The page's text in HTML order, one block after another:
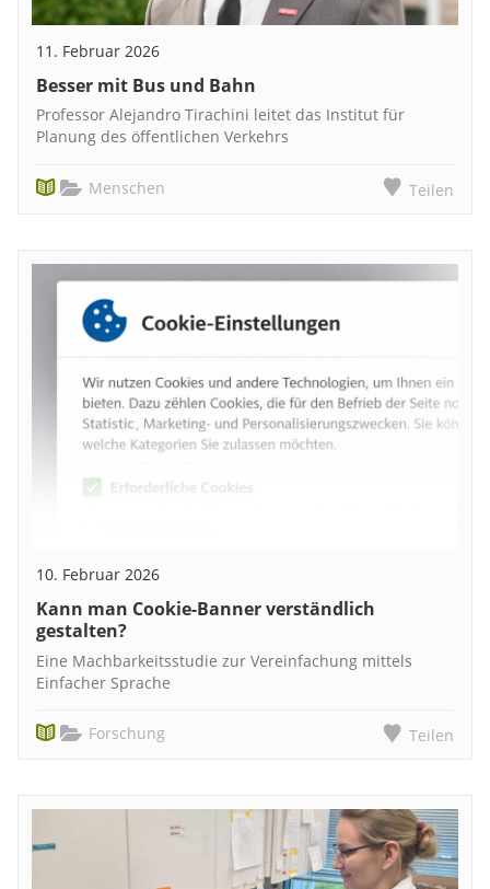
11. Februar 2026
Besser mit Bus und Bahn
Professor Alejandro Tirachini leitet das Institut für
Planung des öffentlichen Verkehrs
Menschen Teilen
10. Februar 2026
Kann man Cookie-Banner verständlich
gestalten?
Eine Machbarkeitsstudie zur Vereinfachung mittels
Einfacher Sprache
Forschung Teilen